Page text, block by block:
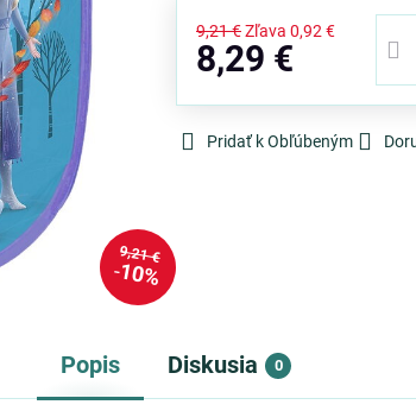
9,21 €
10%
9,21 € Zľava 0,92 €
8,29 €
Pridať k Obľúbeným
Popis Diskusia 0